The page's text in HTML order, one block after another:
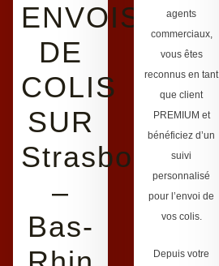
ENVOIS
DE
COLIS
SUR
Strasbourg
–
Bas-
agents
commerciaux,
vous êtes
reconnus en tant
que client
PREMIUM et
bénéficiez d’un
suivi
personnalisé
pour l’envoi de
vos colis.
Depuis votre